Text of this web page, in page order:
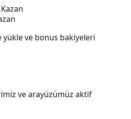
yükle ve bonus bakiyeleri
ve arayüzümüz aktif